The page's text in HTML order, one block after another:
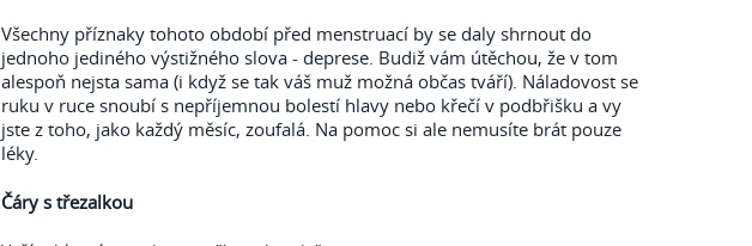
Všechny příznaky tohoto období před menstruací by se daly shrnout do
jednoho jediného výstižného slova - deprese. Budiž vám útěchou, že v tom
alespoň nejsta sama (i když se tak váš muž možná občas tváří). Náladovost se
ruku v ruce snoubí s nepříjemnou bolestí hlavy nebo křečí v podbřišku a vy
jste z toho, jako každý měsíc, zoufalá. Na pomoc si ale nemusíte brát pouze
léky.
Čáry s třezalkou